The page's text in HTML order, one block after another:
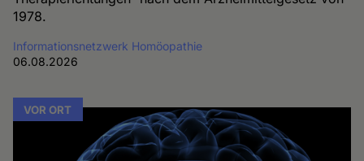
1978.
Informationsnetzwerk Homöopathie
06.08.2026
VOR ORT